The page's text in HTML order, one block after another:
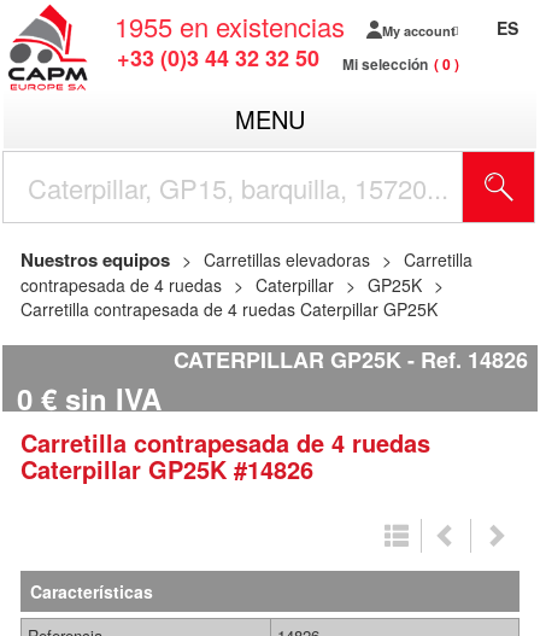
1955 en existencias
+33 (0)3 44 32 32 50
My account
Mi selección 0
ES
MENU
Nuestros equipos Carretillas elevadoras
Carretilla
contrapesada de 4 ruedas
Caterpillar
GP25K
Carretilla contrapesada de 4 ruedas Caterpillar GP25K
CATERPILLAR GP25K Ref. 14826
0 € sin IVA
Carretilla contrapesada de 4 ruedas
Caterpillar GP25K #14826
Características